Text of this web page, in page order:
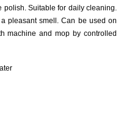
polish. Suitable for daily cleaning.
pleasant smell. Can be used on
machine and mop by controlled